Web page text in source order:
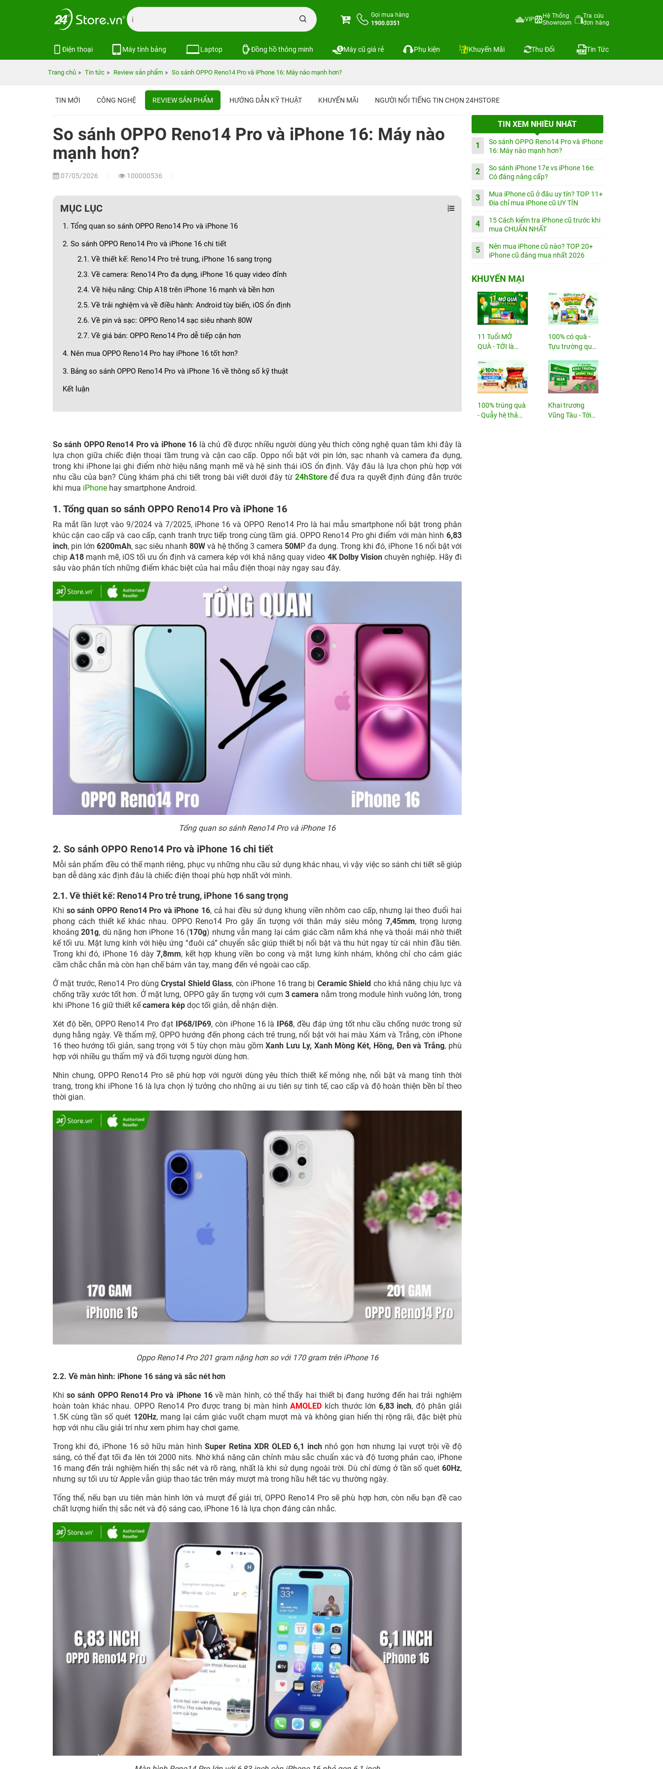
Gọi mua hàng
1900.0351
VIP
Hệ Thống
Showroom
Tra cứu
đơn hàng
Điện thoại Máy tính bảng Laptop Đồng hồ thông minh Máy cũ giá rẻ Phụ kiện Khuyến Mãi Thu Đổi Tin Tức
Trang chủ Tin tức Review sản phẩm So sánh OPPO Reno14 Pro và iPhone 16: Máy nào mạnh hơn?
TIN MỚI CÔNG NGHỆ REVIEW SẢN PHẨM HƯỚNG DẪN KỸ THUẬT KHUYẾN MÃI NGƯỜI NỔI TIẾNG TIN CHỌN 24HSTORE
So sánh OPPO Reno14 Pro và iPhone 16: Máy nào
mạnh hơn?
07/05/2026 100000536
MỤC LỤC
1. Tổng quan so sánh OPPO Reno14 Pro và iPhone 16
2. So sánh OPPO Reno14 Pro và iPhone 16 chi tiết
2.1. Về thiết kế: Reno14 Pro trẻ trung, iPhone 16 sang trọng
2.3. Về camera: Reno14 Pro đa dụng, iPhone 16 quay video đỉnh
2.4. Về hiệu năng: Chip A18 trên iPhone 16 mạnh và bền hơn
2.5. Về trải nghiệm và về điều hành: Android tùy biến, iOS ổn định
2.6. Về pin và sạc: OPPO Reno14 sạc siêu nhanh 80W
2.7. Về giá bán: OPPO Reno14 Pro dễ tiếp cận hơn
4. Nên mua OPPO Reno14 Pro hay iPhone 16 tốt hơn?
3. Bảng so sánh OPPO Reno14 Pro và iPhone 16 về thông số kỹ thuật
Kết luận
So sánh OPPO Reno14 Pro và iPhone 16 là chủ đề được nhiều người dùng yêu thích công nghệ quan tâm khi đây là
lựa chọn giữa chiếc điện thoại tầm trung và cận cao cấp. Oppo nổi bật với pin lớn, sạc nhanh và camera đa dụng,
trong khi iPhone lại ghi điểm nhờ hiệu năng mạnh mẽ và hệ sinh thái iOS ổn định. Vậy đâu là lựa chọn phù hợp với
nhu cầu của bạn? Cùng khám phá chi tiết trong bài viết dưới đây từ 24hStoređể đưa ra quyết định đúng đắn trước
khi mua iPhone hay smartphone Android.
1. Tổng quan so sánh OPPO Reno14 Pro và iPhone 16
Ra mắt lần lượt vào 9/2024 và 7/2025, iPhone 16 và OPPO Reno14 Pro là hai mẫu smartphone nổi bật trong phân
khúc cận cao cấp và cao cấp, cạnh tranh trực tiếp trong cùng tầm giá. OPPO Reno14 Pro ghi điểm với màn hình 6,83
inch, pin lớn6200mAh, sạc siêu nhanh80W và hệ thống 3 camera 50MP đa dụng. Trong khi đó, iPhone 16 nổi bật với
chipA18 mạnh mẽ, iOS tối ưu ổn định và camera kép với khả năng quay video 4K Dolby Visionchuyên nghiệp. Hãy đi
sâu vào phân tích những điểm khác biệt của hai mẫu điện thoại này ngay sau đây.
Tổng quan so sánh Reno14 Pro và iPhone 16
2. So sánh OPPO Reno14 Pro và iPhone 16 chi tiết
Mỗi sản phẩm đều có thế mạnh riêng, phục vụ những nhu cầu sử dụng khác nhau, vì vậy việc so sánh chi tiết sẽ giúp
bạn dễ dàng xác định đâu là chiếc điện thoại phù hợp nhất với mình.
2.1. Về thiết kế: Reno14 Pro trẻ trung, iPhone 16 sang trọng
Khi so sánh OPPO Reno14 Pro và iPhone 16, cả hai đều sử dụng khung viền nhôm cao cấp, nhưng lại theo đuổi hai
phong cách thiết kế khác nhau. OPPO Reno14 Pro gây ấn tượng với thân máy siêu mỏng7,45mm, trọng lượng
khoảng201g, dù nặng hơn iPhone 16 (170g) nhưng vẫn mang lại cảm giác cầm nắm khá nhẹ và thoải mái nhờ thiết
kế tối ưu. Mặt lưng kính với hiệu ứng “đuôi cá” chuyển sắc giúp thiết bị nổi bật và thu hút ngay từ cái nhìn đầu tiên.
Trong khi đó, iPhone 16 dày7,8mm, kết hợp khung viền bo cong và mặt lưng kính nhám, không chỉ cho cảm giác
cầm chắc chắn mà còn hạn chế bám vân tay, mang đến vẻ ngoài cao cấp.
Ở mặt trước, Reno14 Pro dùngCrystal Shield Glass, còn iPhone 16 trang bị Ceramic Shield cho khả năng chịu lực và
chống trầy xước tốt hơn. Ở mặt lưng, OPPO gây ấn tượng với cụm 3 camera nằm trong module hình vuông lớn, trong
khi iPhone 16 giữ thiết kếcamera kép dọc tối giản, dễ nhận diện.
Xét độ bền, OPPO Reno14 Pro đạt
IP68/IP69, còn iPhone 16 là IP68, đều đáp ứng tốt nhu cầu chống nước trong sử
dụng hằng ngày. Về thẩm mỹ, OPPO hướng đến phong cách trẻ trung, nổi bật với hai màu Xám và Trắng, còn iPhone
16 theo hướng tối giản, sang trọng với 5 tùy chọn màu gồmXanh Lưu Ly, Xanh Mòng Két, Hồng, Đen và Trắng, phù
hợp với nhiều gu thẩm mỹ và đối tượng người dùng hơn.
Nhìn chung, OPPO Reno14 Pro sẽ phù hợp với người dùng yêu thích thiết kế mỏng nhẹ, nổi bật và mang tính thời
trang, trong khi iPhone 16 là lựa chọn lý tưởng cho những ai ưu tiên sự tinh tế, cao cấp và độ hoàn thiện bền bỉ theo
thời gian.
Oppo Reno14 Pro 201 gram nặng hơn so với 170 gram trên iPhone 16
2.2. Về màn hình: iPhone 16 sáng và sắc nét hơn
Khiso sánh OPPO Reno14 Pro và iPhone 16về màn hình, có thể thấy hai thiết bị đang hướng đến hai trải nghiệm
hoàn toàn khác nhau. OPPO Reno14 Pro được trang bị màn hìnhAMOLED kích thước lớn 6,83 inch, độ phân giải
1.5K cùng tần số quét 120Hz, mang lại cảm giác vuốt chạm mượt mà và không gian hiển thị rộng rãi, đặc biệt phù
hợp với nhu cầu giải trí như xem phim hay chơi game.
Trong khi đó, iPhone 16 sở hữu màn hìnhSuper Retina XDR OLED 6,1 inchnhỏ gọn hơn nhưng lại vượt trội về độ
sáng, có thể đạt tối đa lên tới 2000 nits. Nhờ khả năng cân chỉnh màu sắc chuẩn xác và độ tương phản cao, iPhone
16 mang đến trải nghiệm hiển thị sắc nét và rõ ràng, nhất là khi sử dụng ngoài trời. Dù chỉ dừng ở tần số quét 60Hz,
nhưng sự tối ưu từ Apple vẫn giúp thao tác trên máy mượt mà trong hầu hết tác vụ thường ngày.
Tổng thể, nếu bạn ưu tiên màn hình lớn và mượt để giải trí, OPPO Reno14 Pro sẽ phù hợp hơn, còn nếu bạn đề cao
chất lượng hiển thị sắc nét và độ sáng cao, iPhone 16 là lựa chọn đáng cân nhắc.
TIN XEM NHIỀU NHẤT
1
So sánh OPPO Reno14 Pro và iPhone
16: Máy nào mạnh hơn?
2
So sánh iPhone 17e vs iPhone 16e:
Có đáng nâng cấp?
3
Mua iPhone cũ ở đâu uy tín? TOP 11+
Địa chỉ mua iPhone cũ UY TÍN
4
15 Cách kiểm tra iPhone cũ trước khi
mua CHUẨN NHẤT
5
Nên mua iPhone cũ nào? TOP 20+
iPhone cũ đáng mua nhất 2026
KHUYẾN MẠI
11 Tuổi MỞ
QUÀ - TỚI là
100% có quà -
Tựu trường quá
100% trúng quà
- Quẫy hè thả
Khai trương
Vũng Tàu - Tới